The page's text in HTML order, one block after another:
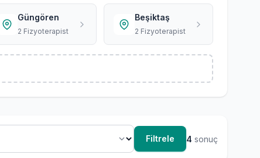
Güngören
2 Fizyoterapist
Beşiktaş
2 Fizyoterapist
Filtrele 4 sonuç